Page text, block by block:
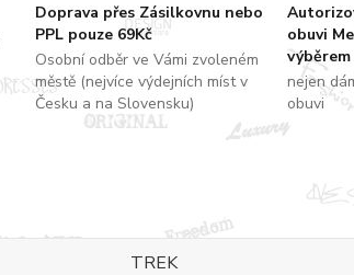
Doprava přes Zásilkovnu nebo
PPL pouze 69Kč
Osobní odběr ve Vámi zvoleném
městě (nejvíce výdejních míst v
Česku a na Slovensku)
obuvi
nejen
obuvi
TREK